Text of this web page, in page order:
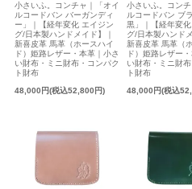
小さいふ。コンチャ｜「オイ
ルコードバン バーガンディ
ー」｜【経年変化 エイジン
グ/日本製ハンドメイド】｜
新喜皮革 馬革（ホースハイ
ド）姫路レザー・本革｜小さ
い財布・ミニ財布・コンパク
ト財布
48,000円(税込52,800円)
小さいふ。コン
ルコードバン ブ
黒」｜【経年変
グ/日本製ハンド
新喜皮革 馬革（
ド）姫路レザー
い財布・ミニ財
ト財布
48,000円(税込